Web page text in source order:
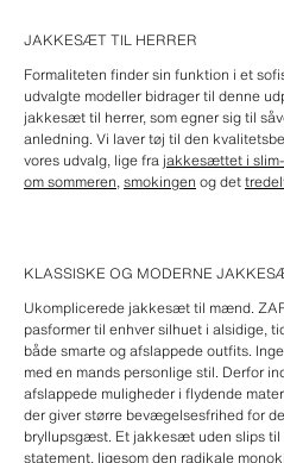
JAKKESÆT TIL HERRER
Formaliteten finder sin funktion i et
udvalgte modeller bidrager til denne
jakkesæt til herrer, som egner sig til
anledning. Vi laver tøj til den
vores udvalg, lige fra jakkesættet i
om sommeren,smokingen og det
KLASSISKE OG MODERNE
Ukomplicerede jakkesæt til mænd.
pasformer til enhver silhuet i alsidige,
både smarte og afslappede outfits.
med en mands personlige stil. Derfor
afslappede muligheder i flydende
der giver større bevægelsesfrihed for
bryllupsgæst. Et jakkesæt uden slips til
statement, ligesom den radikale